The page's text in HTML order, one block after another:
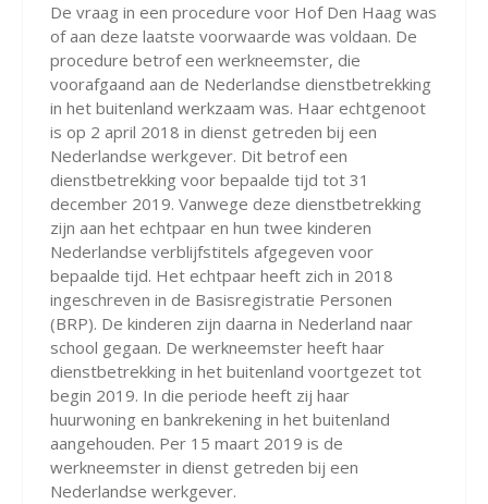
De vraag in een procedure voor Hof Den Haag was
of aan deze laatste voorwaarde was voldaan. De
procedure betrof een werkneemster, die
voorafgaand aan de Nederlandse dienstbetrekking
in het buitenland werkzaam was. Haar echtgenoot
is op 2 april 2018 in dienst getreden bij een
Nederlandse werkgever. Dit betrof een
dienstbetrekking voor bepaalde tijd tot 31
december 2019. Vanwege deze dienstbetrekking
zijn aan het echtpaar en hun twee kinderen
Nederlandse verblijfstitels afgegeven voor
bepaalde tijd. Het echtpaar heeft zich in 2018
ingeschreven in de Basisregistratie Personen
(BRP). De kinderen zijn daarna in Nederland naar
school gegaan. De werkneemster heeft haar
dienstbetrekking in het buitenland voortgezet tot
begin 2019. In die periode heeft zij haar
huurwoning en bankrekening in het buitenland
aangehouden. Per 15 maart 2019 is de
werkneemster in dienst getreden bij een
Nederlandse werkgever.